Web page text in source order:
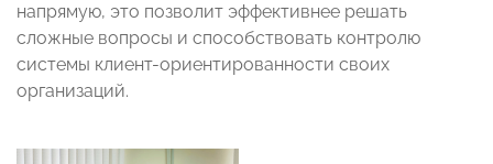
напрямую, это позволит эффективнее решать
сложные вопросы и способствовать контролю
системы клиент-ориентированности своих
организаций.